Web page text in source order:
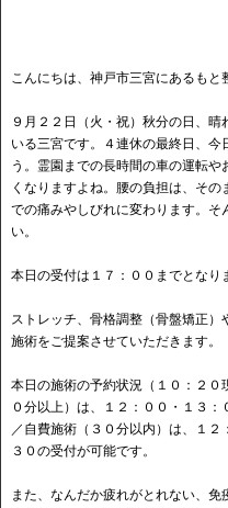
こんにちは、神戸市三宮にあるもと
９月２２日（火・祝）秋分の日、
いる三宮です。４連休の最終日、今
う。霊園までの長時間の車の運転
くなりますよね。腰の負担は、そ
での痛みやしびれに変わります。そ
い。
本日の受付は１７：００までとなり
ストレッチ、骨格調整（骨盤矯正
施術をご提案させていただきます。
本日の施術の予約状況（１０：２０
０分以上）は、１２：００・１３：
／自費施術（３０分以内）は、１２
３０の受付が可能です。
また、なんだか疲れがとれない、